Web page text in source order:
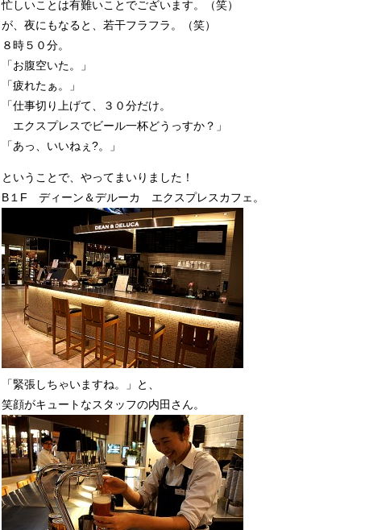
忙しいことは有難いことでございます。（笑）
が、夜にもなると、若干フラフラ。（笑）
８時５０分。
「お腹空いた。」
「疲れたぁ。」
「仕事切り上げて、３０分だけ。
エクスプレスでビール一杯どうっすか？」
「あっ、いいねぇ?。」
ということで、やってまいりました！
B１F ディーン＆デルーカ エクスプレスカフェ。
「緊張しちゃいますね。」と、
笑顔がキュートなスタッフの内田さん。